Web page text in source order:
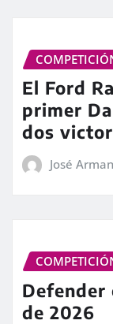
El Ford
primer
dos
José
Defender
de 2026